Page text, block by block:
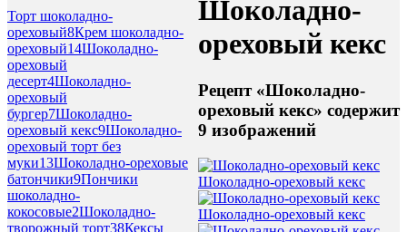
Торт шоколадно-
ореховый8Крем шоколадно-
ореховый14Шоколадно-
ореховый
десерт4Шоколадно-
ореховый
бургер7Шоколадно-
ореховый кекс9Шоколадно-
ореховый торт без
муки13Шоколадно-ореховые
батончики9Пончики
шоколадно-
кокосовые2Шоколадно-
творожный торт38Кексы
Шоколадно-
ореховый кекс
Рецепт «Шоколадно-
ореховый кекс» содержит
9 изображений
Шоколадно-ореховый кекс
Шоколадно-ореховый кекс